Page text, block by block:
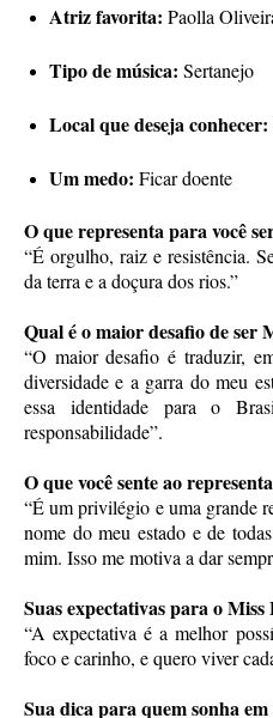
Atriz favorita: Paolla
Tipo de música: Sertanejo
Local que deseja conhecer:
Um medo: Ficar doente
O que representa para você
“É orgulho, raiz e resistência.
da terra e a doçura dos rios.”
Qual é o maior desafio de ser
“O maior desafio é traduzir,
diversidade e a garra do meu
essa identidade para o
responsabilidade”.
O que você sente ao
“É um privilégio e uma grande
nome do meu estado e de
mim. Isso me motiva a dar
Suas expectativas para o Miss
“A expectativa é a melhor
foco e carinho, e quero viver
Sua dica para quem sonha em